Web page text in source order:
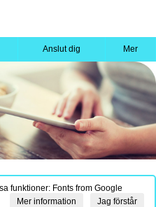
Anslut dig Mer
funktioner: Fonts from Google
Jag förstår
Mer information